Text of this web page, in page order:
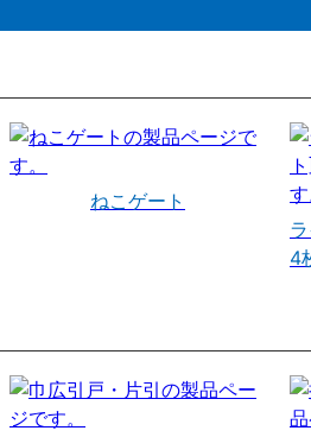
ねこゲート
4